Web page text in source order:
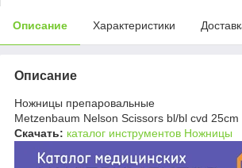
Описание Характеристики
Описание
Ножницы препаровальные
Metzenbaum Nelson Scissors bl/bl cvd 25cm
Скачать: каталог инструментов Ножницы